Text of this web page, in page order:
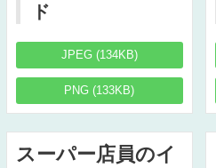
ド
JPEG (134KB)
PNG (133KB)
スーパー店員のイ